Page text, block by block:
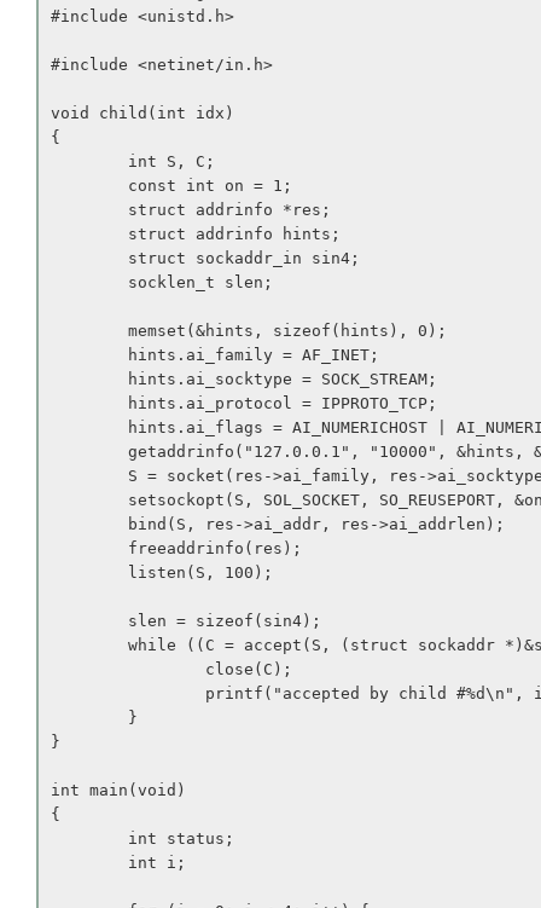
#include <unistd.h>
#include <netinet/in.h>
void child(int idx)
{
        int S, C;
        const int on = 1;
        struct addrinfo *res;
        struct addrinfo hints;
        struct sockaddr_in sin4;
        socklen_t slen;
        memset(&hints, sizeof(hints), 0);
        hints.ai_family = AF_INET;
        hints.ai_socktype = SOCK_STREAM;
        hints.ai_protocol = IPPROTO_TCP;
hints.ai_flags = AI_NUMERICHOST |
getaddrinfo("127.0.0.1", "10000", &hints,
S = socket(res->ai_family, res-
setsockopt(S, SOL_SOCKET, SO_REUSEPORT,
        bind(S, res->ai_addr, res->ai_addrlen);
        freeaddrinfo(res);
        listen(S, 100);
        slen = sizeof(sin4);
while ((C = accept(S, (struct sockaddr
                close(C);
printf("accepted by child #%d\n",
        }
}
int main(void)
{
        int status;
        int i;